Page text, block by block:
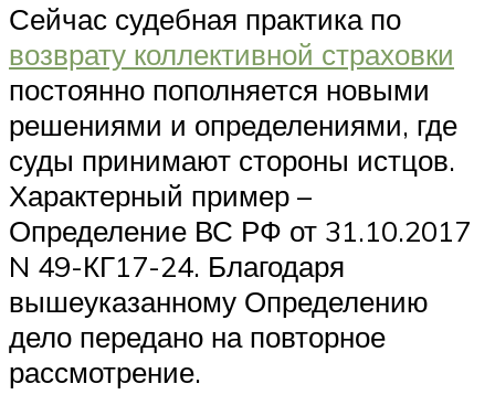
Сейчас судебная практика по
возврату коллективной страховки
постоянно пополняется новыми
решениями и определениями, где
суды принимают стороны истцов.
Характерный пример –
Определение ВС РФ от 31.10.2017
N 49-КГ17-24. Благодаря
вышеуказанному Определению
дело передано на повторное
рассмотрение.